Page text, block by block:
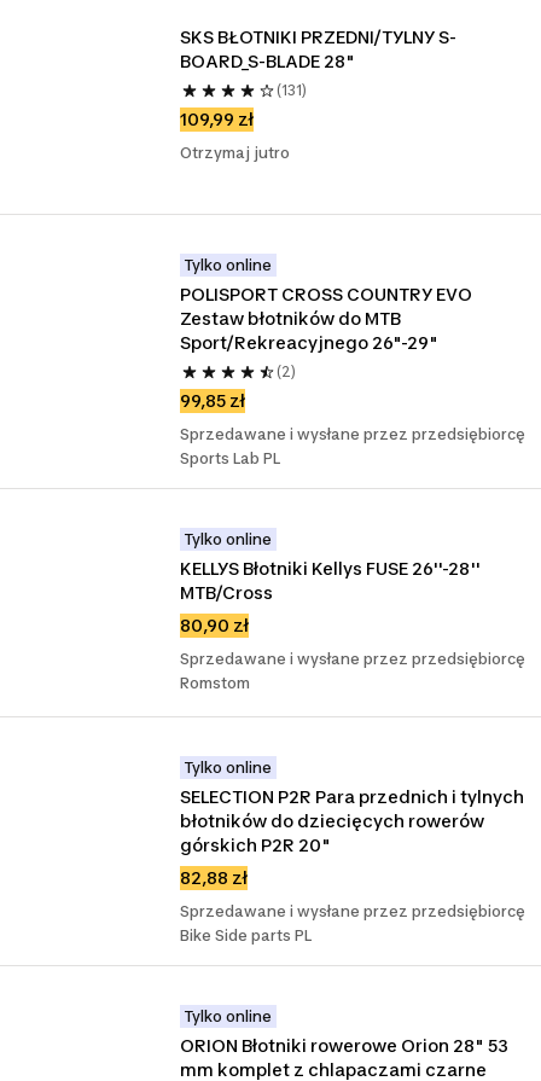
SKS BŁOTNIKI PRZEDNI/TYLNY S-
BOARD_S-BLADE 28"
(131)
109,99 zł
Otrzymaj jutro
Tylko online
POLISPORT CROSS COUNTRY EVO
Zestaw błotników do MTB
Sport/Rekreacyjnego 26"-29"
(2)
99,85 zł
Sprzedawane i wysłane przez przedsiębiorcę
Sports Lab PL
Tylko online
KELLYS Błotniki Kellys FUSE 26''-28''
MTB/Cross
80,90 zł
Sprzedawane i wysłane przez przedsiębiorcę
Romstom
Tylko online
SELECTION P2R Para przednich i tylnych
błotników do dziecięcych rowerów
górskich P2R 20"
82,88 zł
Sprzedawane i wysłane przez przedsiębiorcę
Bike Side parts PL
Tylko online
ORION Błotniki rowerowe Orion 28" 53
mm komplet z chlapaczami czarne